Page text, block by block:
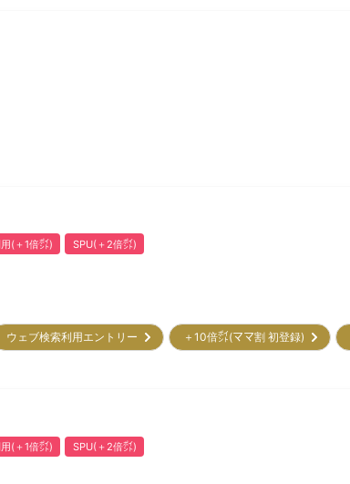
(＋1倍㌽) SPU(＋2倍㌽)
ウェブ検索利用エントリー ＋10倍㌽(ママ割 初登録)
(＋1倍㌽) SPU(＋2倍㌽)